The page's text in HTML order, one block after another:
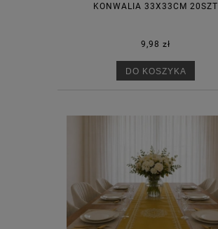
KONWALIA 33X33CM 20SZT
9,98 zł
DO KOSZYKA